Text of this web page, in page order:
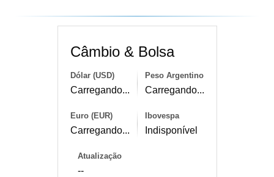
Câmbio & Bolsa
Dólar (USD)
Carregando...
Peso Argentino
Carregando...
Euro (EUR)
Carregando...
Ibovespa
Indisponível
Atualização
--